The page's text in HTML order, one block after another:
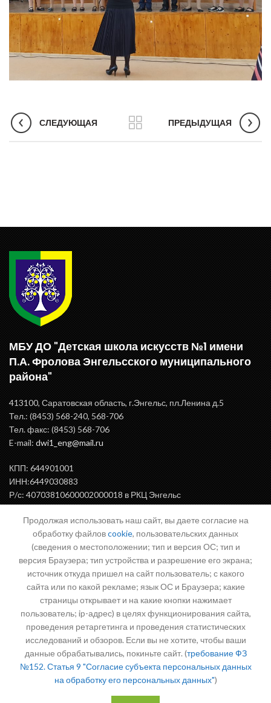
СЛЕДУЮЩАЯ ПРЕДЫДУЩАЯ
МБУ ДО "Детская школа искусств №1 имени
П.А. Фролова Энгельсского муниципального
района"
413100, Саратовская область, г.Энгельс, пл.Ленина д.5
Тел.: (8453) 568-240, 568-706
Тел. факс: (8453) 568-706
E-mail: dwi1_eng@mail.ru
КПП: 644901001
ИНН:6449030883
Р/с: 40703810600002000018 в РКЦ Энгельс
БИК: 046375000
ВАЖНАЯ ИНФОРМАЦИЯ
Письмо директору
Продолжая использовать наш сайт, вы даете согласие на
обработку файловcookie, пользовательских данных
(сведения о местоположении; тип и версия ОС; тип и
версия Браузера; тип устройства и разрешение его экрана;
источник откуда пришел на сайт пользователь; с какого
сайта или по какой рекламе; язык ОС и Браузера; какие
страницы открывает и на какие кнопки нажимает
пользователь; ip-адрес) в целях функционирования сайта,
проведения ретаргетинга и проведения статистических
исследований и обзоров. Если вы не хотите, чтобы ваши
данные обрабатывались, покиньте сайт. (требование ФЗ
№152. Статья 9 "Согласие субъекта персональных данных
на обработку его персональных данных")